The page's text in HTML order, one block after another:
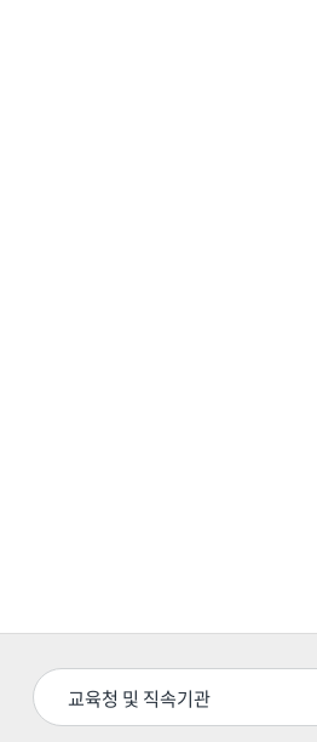
교육청 및 직속기관